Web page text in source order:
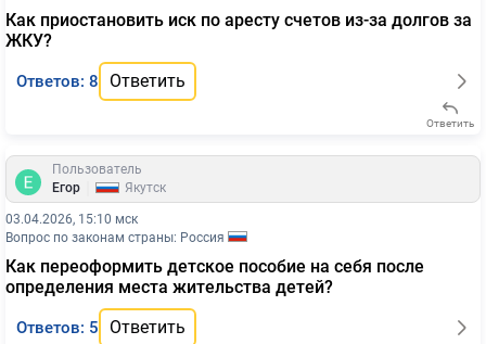
Как приостановить иск по аресту счетов из-за долгов за
ЖКУ?
Ответов: 8 Ответить
Ответить
Пользователь
Егор
Якутск
03.04.2026, 15:10 мск
Вопрос по законам страны: Россия
Как переоформить детское пособие на себя после
определения места жительства детей?
Ответов: 5 Ответить